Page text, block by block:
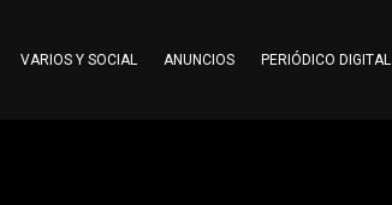
VARIOS Y SOCIAL ANUNCIOS PERIÓDICO DIGITAL